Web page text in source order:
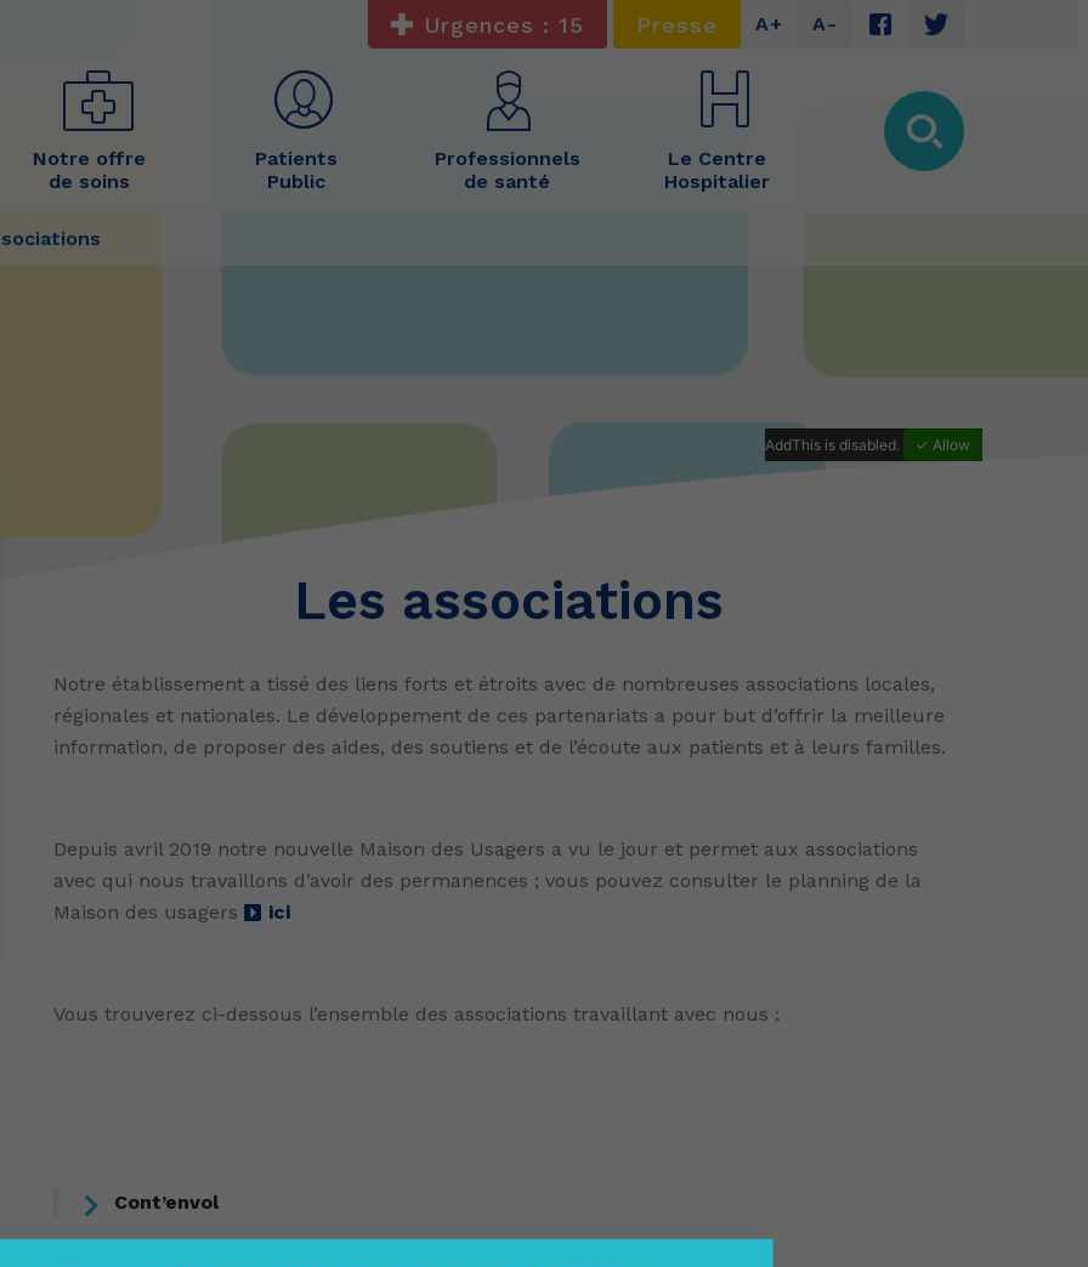
Urgences : 15 Presse A+ A-
Notre offre
de soins
Patients
Public
Professionnels
de santé
Le Centre
Hospitalier
AddThis is disabled. ✓ Allow
Les associations
Notre établissement a tissé des liens forts et étroits avec de nombreuses associations locales,
régionales et nationales. Le développement de ces partenariats a pour but d’offrir la meilleure
information, de proposer des aides, des soutiens et de l’écoute aux patients et à leurs familles.
Depuis avril 2019 notre nouvelle Maison des Usagers a vu le jour et permet aux associations
avec qui nous travaillons d’avoir des permanences ; vous pouvez consulter le planning de la
Maison des usagers
ici
Vous trouverez ci-dessous l’ensemble des associations travaillant avec nous :
Cont’envol